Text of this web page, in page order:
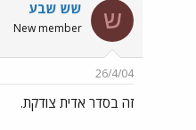
ש שש שבע
New member
26/4/04
זה בסדר אדית צודקת.